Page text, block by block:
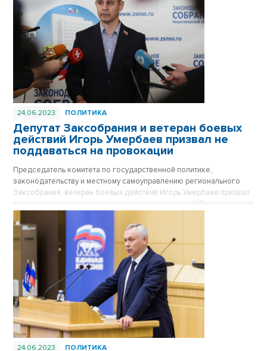
24.06.2023 ПОЛИТИКА
Депутат Заксобрания и ветеран боевых
действий Игорь Умербаев призвал не
поддаваться на провокации
Председатель комитета по государственной политике,
законодательству и местному самоуправлению регионального
Заксобрания, ветеран боевых действий Игорь Умербаев призвал
не поддаваться на провокации и верить в мудрость Президента.
24.06.2023 ПОЛИТИКА